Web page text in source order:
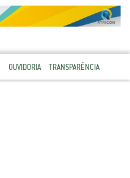
OUVIDORIA TRANSPARÊNCIA